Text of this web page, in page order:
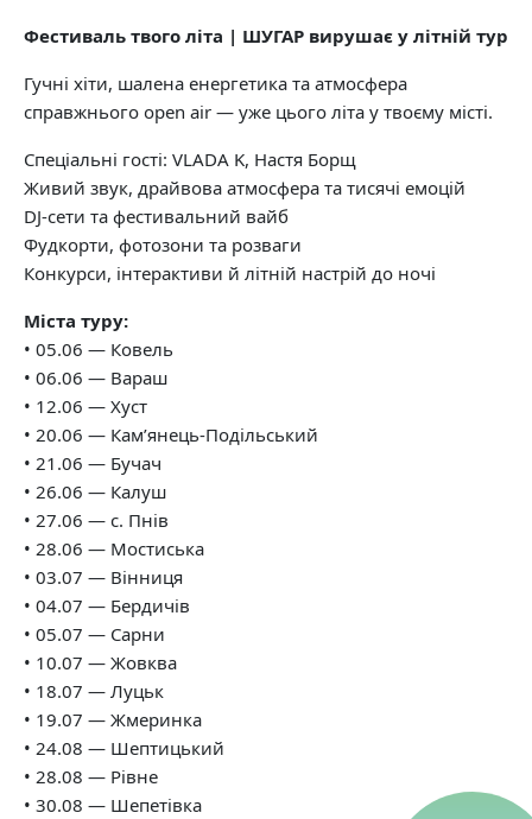
Фестиваль твого літа | ШУГАР вирушає у літній тур
Гучні хіти, шалена енергетика та атмосфера
справжнього open air — уже цього літа у твоєму місті.
Спеціальні гості: VLADA K, Настя Борщ
Живий звук, драйвова атмосфера та тисячі емоцій
DJ-сети та фестивальний вайб
Фудкорти, фотозони та розваги
Конкурси, інтерактиви й літній настрій до ночі
Міста туру:
• 05.06 — Ковель
• 06.06 — Вараш
• 12.06 — Хуст
• 20.06 — Кам’янець-Подільський
• 21.06 — Бучач
• 26.06 — Калуш
• 27.06 — с. Пнів
• 28.06 — Мостиська
• 03.07 — Вінниця
• 04.07 — Бердичів
• 05.07 — Сарни
• 10.07 — Жовква
• 18.07 — Луцьк
• 19.07 — Жмеринка
• 24.08 — Шептицький
• 28.08 — Рівне
• 30.08 — Шепетівка